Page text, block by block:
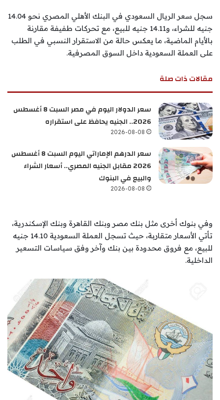
سجل سعر الريال السعودي في البنك الأهلي المصري نحو 14.04
جنيه للشراء، و14.11 جنيه للبيع، مع تحركات طفيفة مقارنة
بالأيام الماضية، ما يعكس حالة من الاستقرار النسبي في الطلب
على العملة السعودية داخل السوق المصرفية.
مقالات ذات صلة
سعر الدولار اليوم في مصر السبت 8 أغسطس
2026.. الجنيه يحافظ على استقراره
2026-08-08
سعر الدرهم الإماراتي اليوم السبت 8 أغسطس
2026 مقابل الجنيه المصري.. أسعار الشراء
والبيع في البنوك
2026-08-08
وفي بنوك أخرى مثل بنك مصر وبنك القاهرة وبنك الإسكندرية،
تأتي الأسعار متقاربة، حيث تسجل العملة السعودية 14.10 جنيه
للبيع، مع فروق محدودة بين بنك وآخر وفق سياسات التسعير
الداخلية.